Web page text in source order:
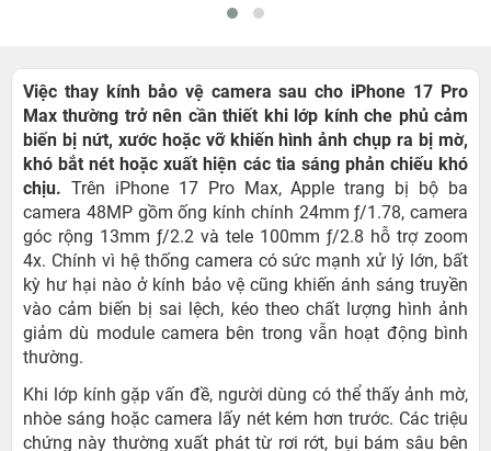
Việc thay kính bảo vệ camera sau cho iPhone 17 Pro
Max thường trở nên cần thiết khi lớp kính che phủ cảm
biến bị nứt, xước hoặc vỡ khiến hình ảnh chụp ra bị mờ,
khó bắt nét hoặc xuất hiện các tia sáng phản chiếu khó
chịu. Trên iPhone 17 Pro Max, Apple trang bị bộ ba
camera 48MP gồm ống kính chính 24mm ƒ/1.78, camera
góc rộng 13mm ƒ/2.2 và tele 100mm ƒ/2.8 hỗ trợ zoom
4x. Chính vì hệ thống camera có sức mạnh xử lý lớn, bất
kỳ hư hại nào ở kính bảo vệ cũng khiến ánh sáng truyền
vào cảm biến bị sai lệch, kéo theo chất lượng hình ảnh
giảm dù module camera bên trong vẫn hoạt động bình
thường.
Khi lớp kính gặp vấn đề, người dùng có thể thấy ảnh mờ,
nhòe sáng hoặc camera lấy nét kém hơn trước. Các triệu
chứng này thường xuất phát từ rơi rớt, bụi bám sâu bên